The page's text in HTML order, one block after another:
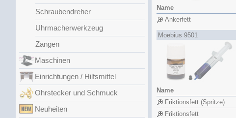
Schraubendreher
Uhrmacherwerkzeug
Zangen
Maschinen
Einrichtungen / Hilfsmittel
Ohrstecker und Schmuck
Neuheiten
Name
Ankerfett
Moebius 9501
Name
Friktionsfett (Spritze)
Friktionsfett